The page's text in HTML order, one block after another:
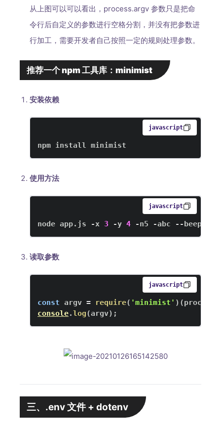
从上图可以可以看出，process.argv 参数只是把命
令行后自定义的参数进行空格分割，并没有把参数进
行加工，需要开发者自己按照一定的规则处理参数。
推荐一个 npm 工具库：minimist
安装依赖
javascript
npm install minimist
使用方法
javascript
node app. js -x 3 -y 4 -n5 -abc --beep
读取参数
javascript
const argv = require( 'minimist' ) (process
console.log(argv) ;
三、.env 文件 + dotenv